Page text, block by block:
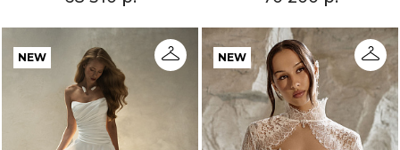
NEW NEW